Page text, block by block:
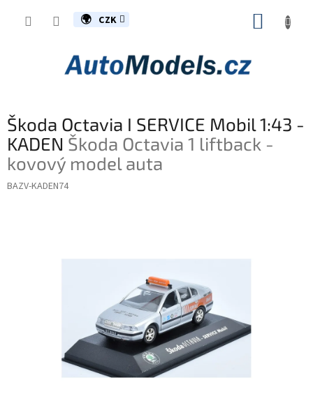
CZK
Škoda Octavia I SERVICE Mobil 1:43 -
KADEN Škoda Octavia 1 liftback -
kovový model auta
BAZV-KADEN74